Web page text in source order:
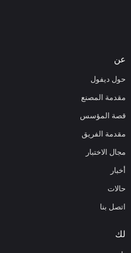
عن
حول ديفول
مقدمة المصنع
قصة المؤسس
مقدمة الفريق
مجال الاختبار
أخبار
حالات
اتصل بنا
لك